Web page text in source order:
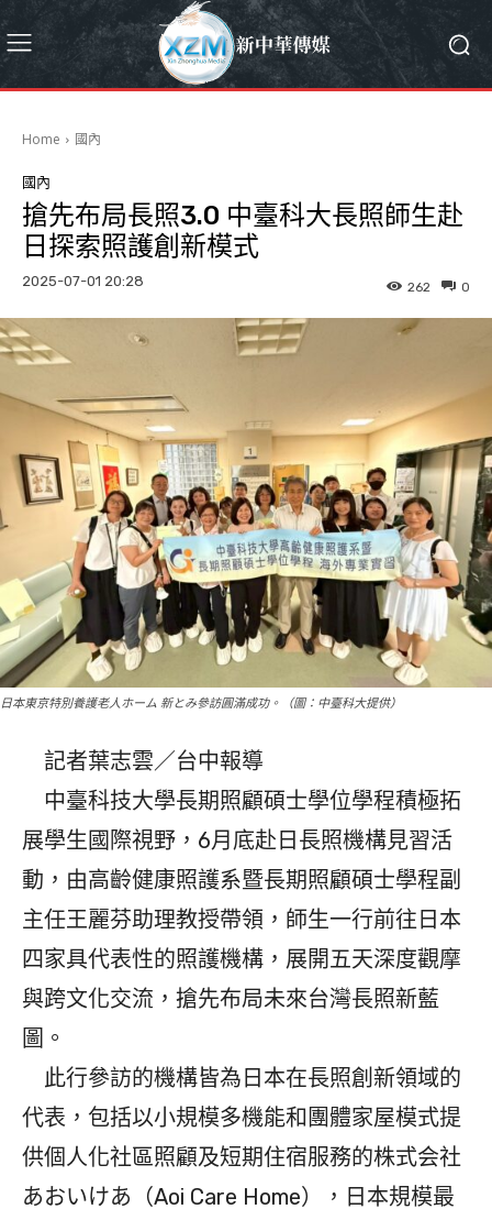
Home 國內
國內
搶先布局長照3.0 中臺科大長照師生赴
日探索照護創新模式
2025-07-01 20:28 0
262
日本東京特別養護老人ホーム 新とみ參訪圓滿成功。（圖：中臺科大提供）
記者葉志雲／台中報導
中臺科技大學長期照顧碩士學位學程積極拓
展學生國際視野，6月底赴日長照機構見習活
動，由高齡健康照護系暨長期照顧碩士學程副
主任王麗芬助理教授帶領，師生一行前往日本
四家具代表性的照護機構，展開五天深度觀摩
與跨文化交流，搶先布局未來台灣長照新藍
圖。
此行參訪的機構皆為日本在長照創新領域的
代表，包括以小規模多機能和團體家屋模式提
供個人化社區照顧及短期住宿服務的株式会社
あおいけあ（Aoi Care Home），日本規模最